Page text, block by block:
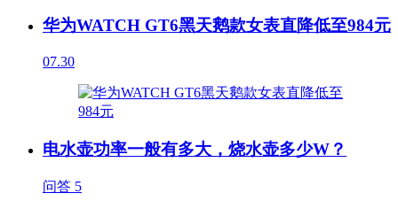
华为WATCH GT6黑天鹅款女表直降低至984元
07.30
电水壶功率一般有多大，烧水壶多少W？
问答 5